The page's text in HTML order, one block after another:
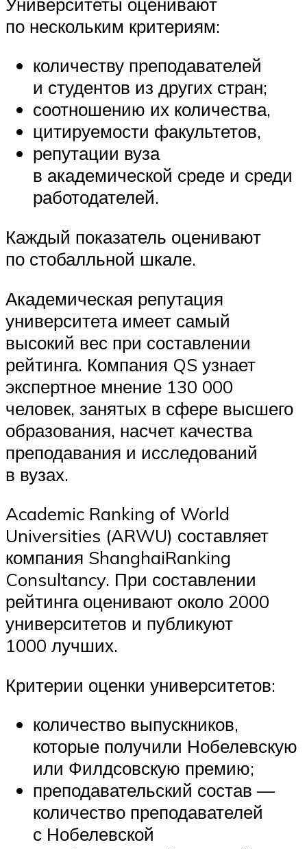
по нескольким критериям:
количеству преподавателей
и студентов из других стран;
соотношению их количества,
цитируемости факультетов,
репутации вуза
в академической среде и среди
работодателей.
Каждый показатель оценивают
по стобалльной шкале.
Академическая репутация
университета имеет самый
высокий вес при составлении
рейтинга. Компания QS узнает
экспертное мнение 130 000
человек, занятых в сфере высшего
образования, насчет качества
преподавания и исследований
в вузах.
Academic Ranking of World
Universities (ARWU) составляет
компания ShanghaiRanking
Consultancy. При составлении
рейтинга оценивают около 2000
университетов и публикуют
1000 лучших.
Критерии оценки университетов:
количество выпускников,
которые получили Нобелевскую
или Филдсовскую премию;
преподавательский состав —
количество преподавателей
с Нобелевской